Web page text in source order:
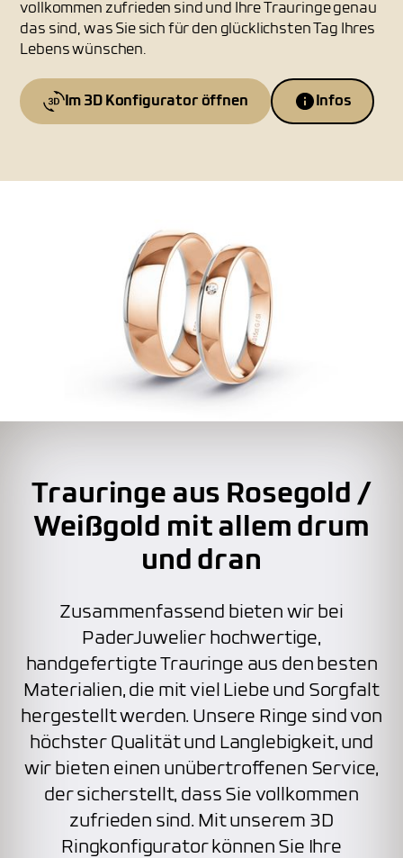
vollkommen zufrieden sind und Ihre Trauringe genau
das sind, was Sie sich für den glücklichsten Tag Ihres
Lebens wünschen.
Im 3D Konfigurator öffnen Infos
Trauringe aus Rosegold /
Weißgold mit allem drum
und dran
Zusammenfassend bieten wir bei
PaderJuwelier hochwertige,
handgefertigte Trauringe aus den besten
Materialien, die mit viel Liebe und Sorgfalt
hergestellt werden. Unsere Ringe sind von
höchster Qualität und Langlebigkeit, und
wir bieten einen unübertroffenen Service,
der sicherstellt, dass Sie vollkommen
zufrieden sind. Mit unserem 3D
Ringkonfigurator können Sie Ihre